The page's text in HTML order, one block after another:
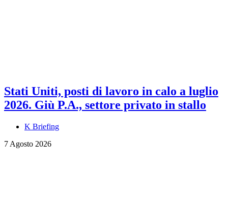
Stati Uniti, posti di lavoro in calo a luglio
2026. Giù P.A., settore privato in stallo
K Briefing
7 Agosto 2026